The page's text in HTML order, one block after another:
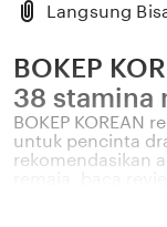
Langsung
BOKEP
38 stamina
BOKEP KOREAN
untuk pencinta
rekomendasikan
kuat penjaga